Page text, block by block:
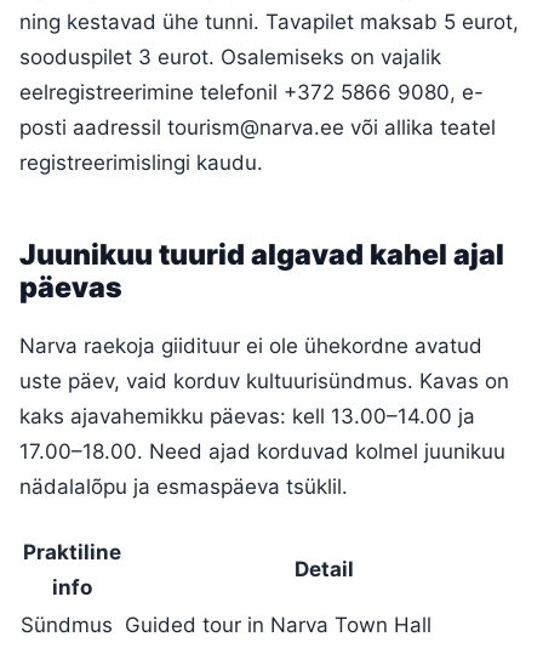
ning kestavad ühe tunni. Tavapilet maksab 5 eurot,
sooduspilet 3 eurot. Osalemiseks on vajalik
eelregistreerimine telefonil +372 5866 9080, e-
posti aadressil tourism@narva.ee või allika teatel
registreerimislingi kaudu.
Juunikuu tuurid algavad kahel ajal
päevas
Narva raekoja giidituur ei ole ühekordne avatud
uste päev, vaid korduv kultuurisündmus. Kavas on
kaks ajavahemikku päevas: kell 13.00–14.00 ja
17.00–18.00. Need ajad korduvad kolmel juunikuu
nädalalõpu ja esmaspäeva tsüklil.
Praktiline
info
Detail
Sündmus Guided tour in Narva Town Hall